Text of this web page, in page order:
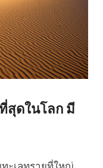
สุดในโลก มี